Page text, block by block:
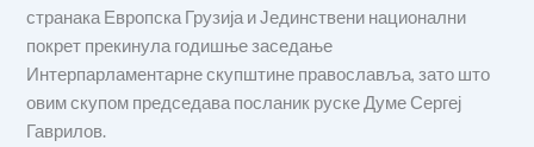
странака Европска Грузија и Јединствени национални
покрет прекинула годишње заседање
Интерпарламентарне скупштине православља, зато што
овим скупом председава посланик руске Думе Сергеј
Гаврилов.